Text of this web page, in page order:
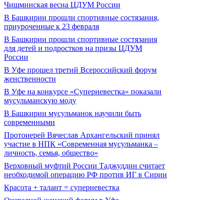
Чишминская весна ЦДУМ России
В Башкирии прошли спортивные состязания,
приуроченные к 23 февраля
В Башкирии прошли спортивные состязания
для детей и подростков на призы ЦДУМ
России
В Уфе прошел третий Всероссийский форум
женственности
В Уфе на конкурсе «Суперневестка» показали
мусульманскую моду
В Башкирии мусульманок научили быть
современными
Протоиерей Вячеслав Архангельский принял
участие в НПК «Современная мусульманка –
личность, семья, общество»
Верховный муфтий России Таджуддин считает
необходимой операцию РФ против ИГ в Сирии
Красота + талант = суперневестка